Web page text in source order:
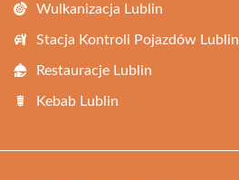
Wulkanizacja Lublin
Stacja Kontroli Pojazdów Lublin
Restauracje Lublin
Kebab Lublin